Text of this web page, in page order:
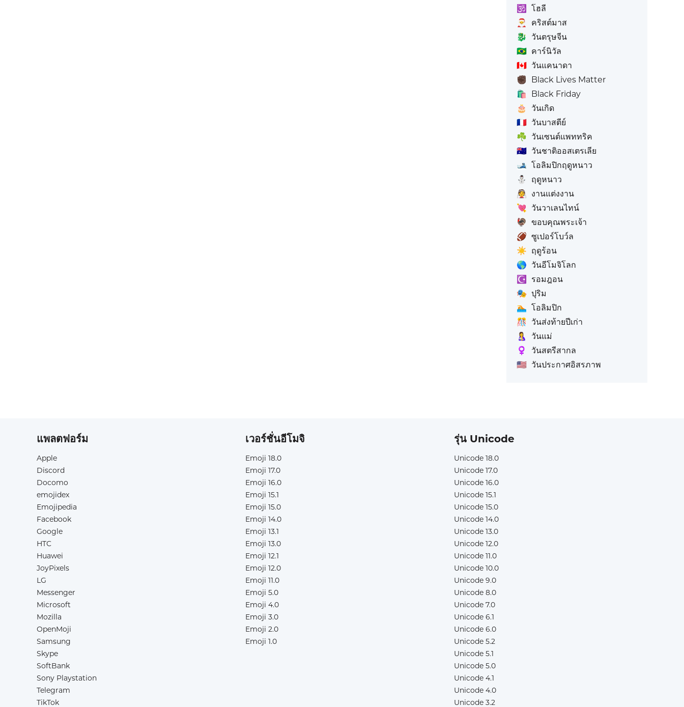
🕉️
โฮลี
🎅
คริสต์มาส
🐉
วันตรุษจีน
🇧🇷 คาร์นิวัล
🇨🇦 วันแคนาดา
✊🏿 Black Lives Matter
🛍️
Black Friday
🎂
วันเกิด
🇫🇷 วันบาสตีย์
☘️ วันเซนต์แพททริค
🇦🇺 วันชาติออสเตรเลีย
🎿 โอลิมปิกฤดูหนาว
⛄
ฤดูหนาว
👰 งานแต่งงาน
💘 วันวาเลนไทน์
🦃 ขอบคุณพระเจ้า
🏈 ซูเปอร์โบว์ล
☀️ ฤดูร้อน
🌎 วันอีโมจิโลก
☪️
รอมฎอน
🎭 ปุริม
🏊 โอลิมปิก
🎊
วันส่งท้ายปีเก่า
🤱
วันแม่
♀️
วันสตรีสากล
🇺🇸 วันประกาศอิสรภาพ
แพลตฟอร์ม
Apple
Discord
Docomo
emojidex
Emojipedia
Facebook
Google
HTC
Huawei
JoyPixels
LG
Messenger
Microsoft
Mozilla
OpenMoji
Samsung
Skype
SoftBank
Sony Playstation
Telegram
TikTok
เวอร์ชั่นอีโมจิ
Emoji 18.0
Emoji 17.0
Emoji 16.0
Emoji 15.1
Emoji 15.0
Emoji 14.0
Emoji 13.1
Emoji 13.0
Emoji 12.1
Emoji 12.0
Emoji 11.0
Emoji 5.0
Emoji 4.0
Emoji 3.0
Emoji 2.0
Emoji 1.0
รุ่น Unicode
Unicode 18.0
Unicode 17.0
Unicode 16.0
Unicode 15.1
Unicode 15.0
Unicode 14.0
Unicode 13.0
Unicode 12.0
Unicode 11.0
Unicode 10.0
Unicode 9.0
Unicode 8.0
Unicode 7.0
Unicode 6.1
Unicode 6.0
Unicode 5.2
Unicode 5.1
Unicode 5.0
Unicode 4.1
Unicode 4.0
Unicode 3.2